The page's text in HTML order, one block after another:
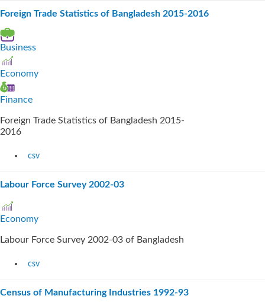
Foreign Trade Statistics of Bangladesh 2015-2016
Business
Economy
Finance
Foreign Trade Statistics of Bangladesh 2015-
2016
csv
Labour Force Survey 2002-03
Economy
Labour Force Survey 2002-03 of Bangladesh
csv
Census of Manufacturing Industries 1992-93